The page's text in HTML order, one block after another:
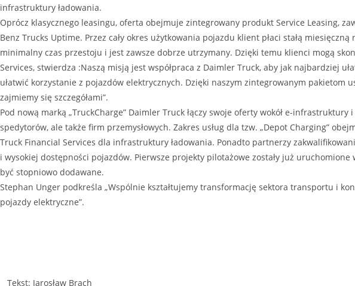
infrastruktury ładowania.
Oprócz klasycznego leasingu, oferta obejmuje zintegrowany produkt Service Leasing,
Benz Trucks Uptime. Przez cały okres użytkowania pojazdu klient płaci stałą
minimalny czas przestoju i jest zawsze dobrze utrzymany. Dzięki temu klienci mogą
Services, stwierdza :Naszą misją jest współpraca z Daimler Truck, aby jak najbardziej
ułatwić korzystanie z pojazdów elektrycznych. Dzięki naszym zintegrowanym pakietom
zajmiemy się szczegółami”.
Pod nową marką „TruckCharge” Daimler Truck łączy swoje oferty wokół e-
spedytorów, ale także firm przemysłowych. Zakres usług dla tzw. „Depot Charging”
Truck Financial Services dla infrastruktury ładowania. Ponadto partnerzy
i wysokiej dostępności pojazdów. Pierwsze projekty pilotażowe zostały już
być stopniowo dodawane.
Stephan Unger podkreśla „Wspólnie kształtujemy transformację sektora transportu i
pojazdy elektryczne”.
Tekst: Jarosław Brach